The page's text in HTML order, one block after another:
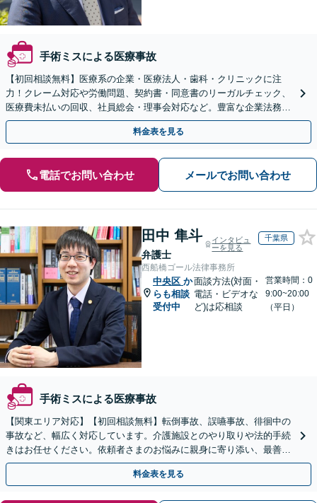
手術ミスによる医療事故
【初回相談無料】医療系の企業・医療法人・歯科・クリニックに注
力！クレーム対応や労働問題、契約書・同意書のリーガルチェック、
医療費未払いの回収、社員総会・理事会対応など。豊富な企業法務の
経験を活かし、安定した病院経営を法的側面よりサポート。
料金表を見る
電話でお問い合わせ メールでお問い合わせ
田中 隼斗
弁護士
インタビュ
ーを見る
千葉県
西船橋ゴール法律事務所
中央区 か
らも相談
受付中
面談方法(対面・
電話・ビデオな
ど)は応相談
営業時間：0
9:00~20:00
（平日）
手術ミスによる医療事故
【関東エリア対応】【初回相談無料】転倒事故、誤嚥事故、徘徊中の
事故など、幅広く対応しています。介護施設とのやり取りや法的手続
きはお任せください。依頼者さまのお悩みに親身に寄り添い、最善の
結果が得られるように尽力いたします。
料金表を見る